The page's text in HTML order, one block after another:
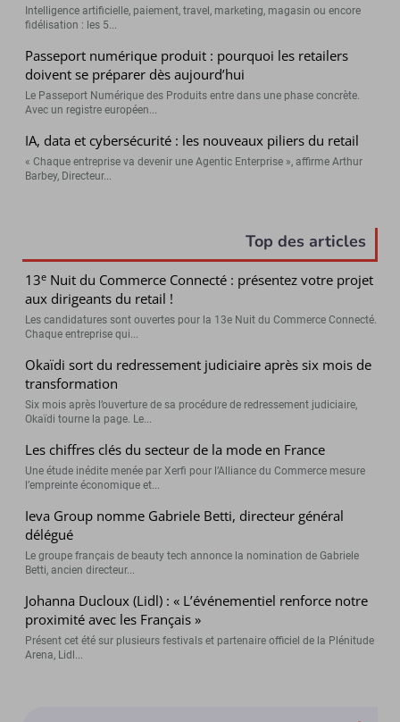
Intelligence artificielle, paiement, travel, marketing, magasin ou encore
fidélisation : les 5...
Passeport numérique produit : pourquoi les retailers
doivent se préparer dès aujourd’hui
Le Passeport Numérique des Produits entre dans une phase concrète.
Avec un registre européen...
IA, data et cybersécurité : les nouveaux piliers du retail
« Chaque entreprise va devenir une Agentic Enterprise », affirme Arthur
Barbey, Directeur...
Top des articles
13e Nuit du Commerce Connecté : présentez votre projet
aux dirigeants du retail !
Les candidatures sont ouvertes pour la 13e Nuit du Commerce Connecté.
Chaque entreprise qui...
Okaïdi sort du redressement judiciaire après six mois de
transformation
Six mois après l’ouverture de sa procédure de redressement judiciaire,
Okaïdi tourne la page. Le...
Les chiffres clés du secteur de la mode en France
Une étude inédite menée par Xerfi pour l’Alliance du Commerce mesure
l’empreinte économique et...
Ieva Group nomme Gabriele Betti, directeur général
délégué
Le groupe français de beauty tech annonce la nomination de Gabriele
Betti, ancien directeur...
Johanna Ducloux (Lidl) : « L’événementiel renforce notre
proximité avec les Français »
Présent cet été sur plusieurs festivals et partenaire officiel de la Plénitude
Arena, Lidl...